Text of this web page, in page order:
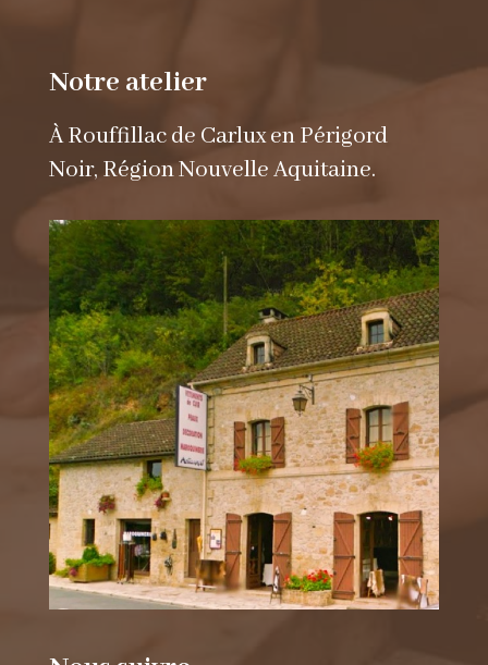
Notre atelier
À Rouffillac de Carlux en Périgord
Noir, Région Nouvelle Aquitaine.